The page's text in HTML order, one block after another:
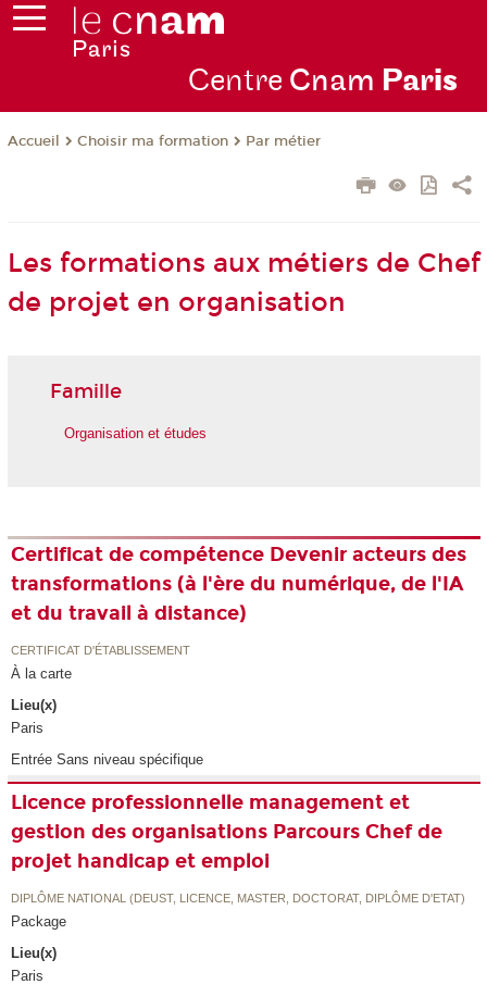
Centre Cnam Paris
Accueil Choisir ma formation Par métier
Les formations aux métiers de Chef
de projet en organisation
Famille
Organisation et études
Certificat de compétence Devenir acteurs des
transformations (à l'ère du numérique, de l'IA
et du travail à distance)
CERTIFICAT D'ÉTABLISSEMENT
À la carte
Lieu(x)
Paris
Entrée Sans niveau spécifique
Licence professionnelle management et
gestion des organisations Parcours Chef de
projet handicap et emploi
DIPLÔME NATIONAL (DEUST, LICENCE, MASTER, DOCTORAT, DIPLÔME D'ETAT)
Package
Lieu(x)
Paris